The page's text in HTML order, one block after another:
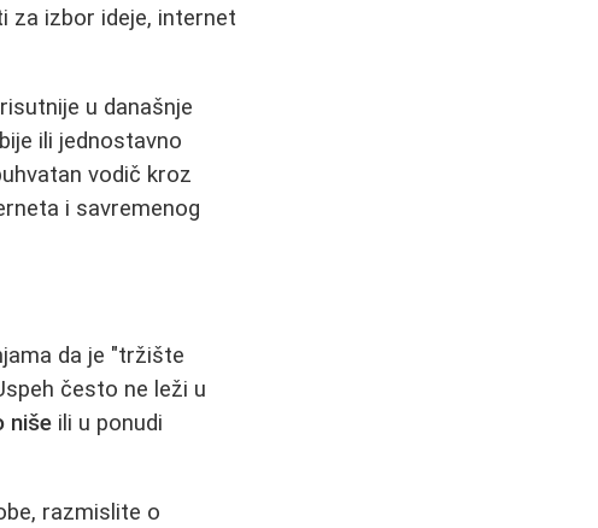
za izbor ideje, internet
u današnje
ili jednostavno
vodič kroz
i savremenog
da je "tržište
često ne leži u
niše ili u ponudi
razmislite o